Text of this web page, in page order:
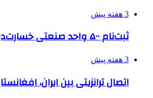
3 هفته پیش
ثبت‌نام ۵۰۰ واحد صنعتی خسارت‌دیده جنگ برای دریافت تسهیلات
3 هفته پیش
اتصال ترانزیتی بین ایران،